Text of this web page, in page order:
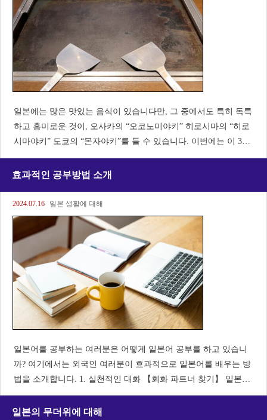
일본에는 많은 맛있는 음식이 있습니다만, 그 중에서도 특히 독특
하고 흥미로운 것이, 오사카의 “오코노미야키” 히로시마의 “히로
시마야키” 도쿄의 “몬자야키”를 들 수 있습니다. 이번에는 이 3가
지 요리의 차이와 특징, 그리고 각각의 문화에 대해 소개하겠습니
다! 【오코노미 야키】 오코노미 야키는 일본 간사이 지방, 특
효과적인 공부방법 소개
2024.07.16 일본 생활에 대해
일본어를 공부하는 여러분은 어떻게 일본어 공부를 하고 있습니
까? 여기에서는 외국인 여러분이 효과적으로 일본어를 배우는 방
법을 소개합니다. 1. 실천적인 대화 【회화 파트너 찾기】 일본인
친구나 언어 교환 파트너를 찾아 실제 대화를 통해 배운다. 살아
있는 일본어를 사용하면
일본의 무더위에 대해